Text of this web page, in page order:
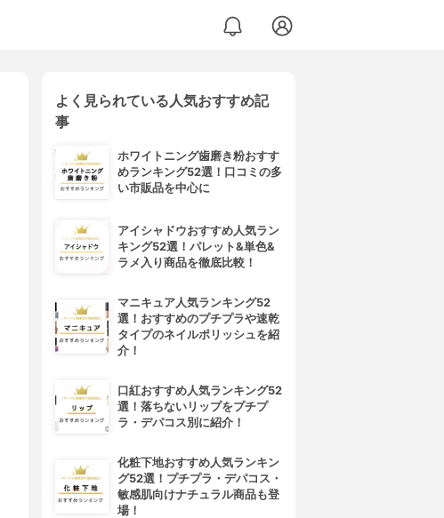
よく見られている人気おすすめ記
事
ホワイトニング歯磨き粉おすす
めランキング52選！口コミの多
い市販品を中心に
アイシャドウおすすめ人気ラン
キング52選！パレット&単色&
ラメ入り商品を徹底比較！
マニキュア人気ランキング52
選！おすすめのプチプラや速乾
タイプのネイルポリッシュを紹
介！
口紅おすすめ人気ランキング52
選！落ちないリップをプチプ
ラ・デパコス別に紹介！
化粧下地おすすめ人気ランキン
グ52選！プチプラ・デパコス・
敏感肌向けナチュラル商品も登
場！